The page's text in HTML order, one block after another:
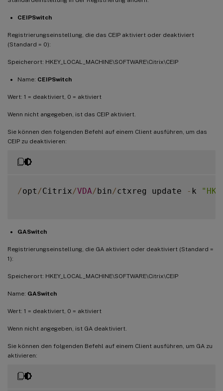
CEIPSwitch
Registrierungseinstellung, die das CEIP aktiviert oder deaktiviert
(Standard = 0):
Speicherort: HKEY_LOCAL_MACHINE\SOFTWARE\Citrix\CEIP
Name: CEIPSwitch
Wert: 1 = deaktiviert, 0 = aktiviert
Wenn nicht angegeben, ist das CEIP aktiviert.
Sie können den folgenden Befehl auf einem Client ausführen, um das
CEIP zu deaktivieren:
/opt /Citrix/VDA/bin/ctxreg update - k
GASwitch
Registrierungseinstellung, die GA aktiviert oder deaktiviert (Standard =
1):
Speicherort: HKEY_LOCAL_MACHINE\SOFTWARE\Citrix\CEIP
Name: GASwitch
Wert: 1 = deaktiviert, 0 = aktiviert
Wenn nicht angegeben, ist GA deaktiviert.
Sie können den folgenden Befehl auf einem Client ausführen, um GA zu
aktivieren: